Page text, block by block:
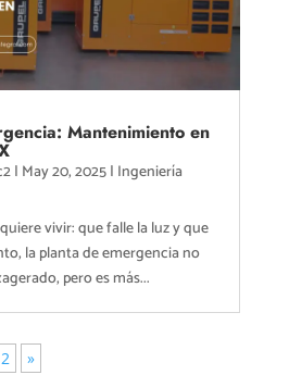
Mantenimiento en
| May 20, 2025| Ingeniería
vivir: que falle la luz y que
la planta de emergencia no
pero es más...
2 »